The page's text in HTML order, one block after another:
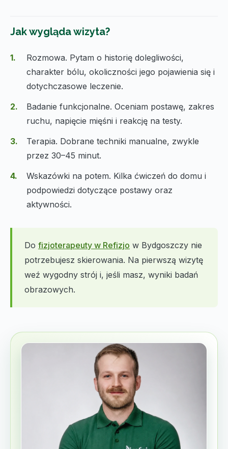
Jak wygląda wizyta?
Rozmowa. Pytam o historię dolegliwości,
charakter bólu, okoliczności jego pojawienia się i
dotychczasowe leczenie.
Badanie funkcjonalne. Oceniam postawę, zakres
ruchu, napięcie mięśni i reakcję na testy.
Terapia. Dobrane techniki manualne, zwykle
przez 30–45 minut.
Wskazówki na potem. Kilka ćwiczeń do domu i
podpowiedzi dotyczące postawy oraz
aktywności.
Do fizjoterapeuty w Refizjo w Bydgoszczy nie
potrzebujesz skierowania. Na pierwszą wizytę
weź wygodny strój i, jeśli masz, wyniki badań
obrazowych.